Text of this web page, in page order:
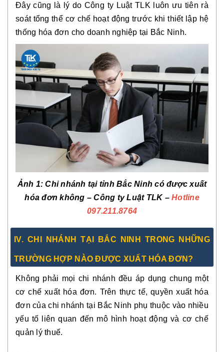
Đây cũng là lý do Công ty Luật TLK luôn ưu tiên rà
soát tổng thể cơ chế hoạt động trước khi thiết lập hệ
thống hóa đơn cho doanh nghiệp tại Bắc Ninh.
Ảnh 1: Chi nhánh tại tỉnh Bắc Ninh có được xuất
hóa đơn không – Công ty Luật TLK – Hotline
097.211.8764
IV. CHI NHÁNH TẠI BẮC NINH TRONG NHỮNG
TRƯỜNG HỢP NÀO ĐƯỢC XUẤT HÓA ĐƠN?
Không phải mọi chi nhánh đều áp dụng chung một
cơ chế xuất hóa đơn. Trên thực tế, quyền xuất hóa
đơn của chi nhánh tại Bắc Ninh phụ thuộc vào nhiều
yếu tố liên quan đến mô hình hoạt động và cơ chế
quản lý thuế.